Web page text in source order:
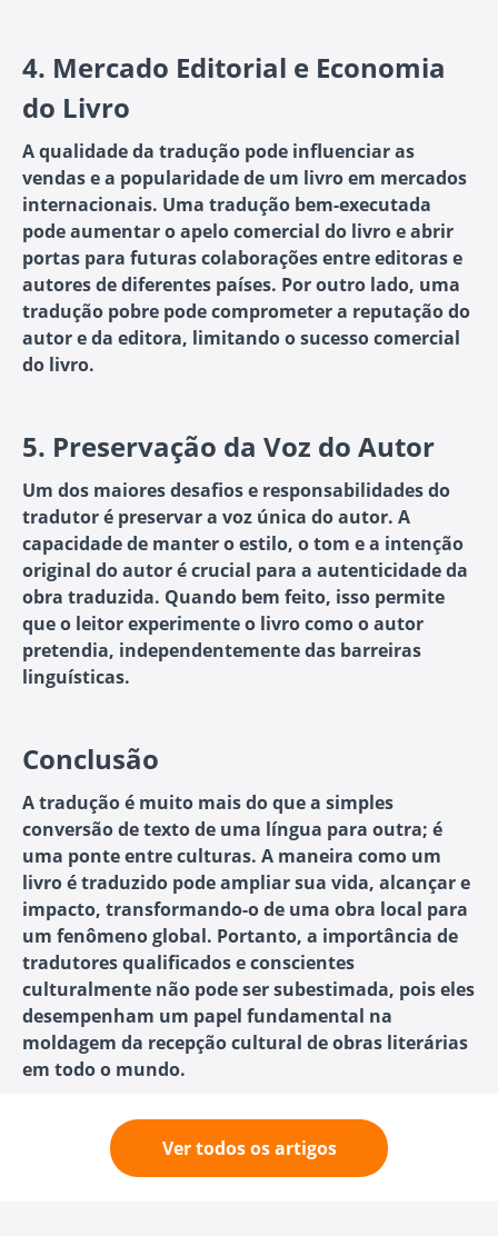
4. Mercado Editorial e Economia
do Livro
A qualidade da tradução pode influenciar as
vendas e a popularidade de um livro em mercados
internacionais. Uma tradução bem-executada
pode aumentar o apelo comercial do livro e abrir
portas para futuras colaborações entre editoras e
autores de diferentes países. Por outro lado, uma
tradução pobre pode comprometer a reputação do
autor e da editora, limitando o sucesso comercial
do livro.
5. Preservação da Voz do Autor
Um dos maiores desafios e responsabilidades do
tradutor é preservar a voz única do autor. A
capacidade de manter o estilo, o tom e a intenção
original do autor é crucial para a autenticidade da
obra traduzida. Quando bem feito, isso permite
que o leitor experimente o livro como o autor
pretendia, independentemente das barreiras
linguísticas.
Conclusão
A tradução é muito mais do que a simples
conversão de texto de uma língua para outra; é
uma ponte entre culturas. A maneira como um
livro é traduzido pode ampliar sua vida, alcançar e
impacto, transformando-o de uma obra local para
um fenômeno global. Portanto, a importância de
tradutores qualificados e conscientes
culturalmente não pode ser subestimada, pois eles
desempenham um papel fundamental na
moldagem da recepção cultural de obras literárias
em todo o mundo.
Ver todos os artigos